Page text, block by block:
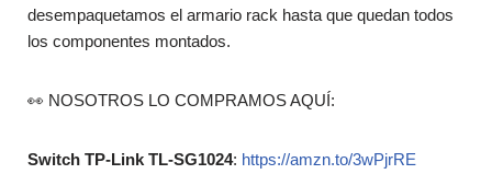
desempaquetamos el armario rack hasta que quedan todos
los componentes montados.
👀 NOSOTROS LO COMPRAMOS AQUÍ:
Switch TP-Link TL-SG1024: https://amzn.to/3wPjrRE